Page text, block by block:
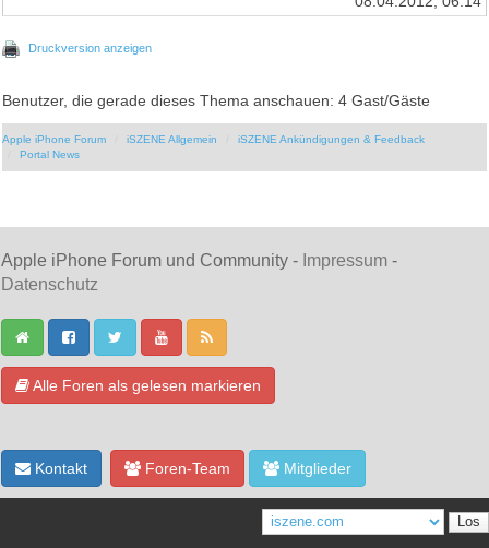
Druckversion anzeigen
Benutzer, die gerade dieses Thema anschauen: 4 Gast/Gäste
Apple iPhone Forum iSZENE Allgemein
iSZENE Ankündigungen & Feedback
Portal News
Apple iPhone Forum und Community - Impressum -
Datenschutz
Alle Foren als gelesen markieren
Kontakt Foren-Team Mitglieder